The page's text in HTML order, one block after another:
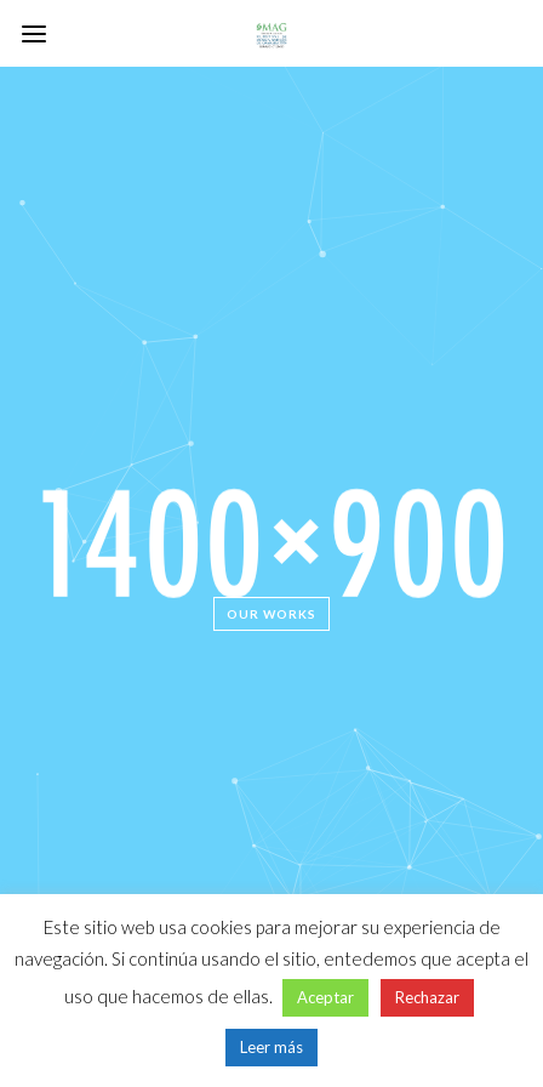
Particles
Add interactive particles to slideshow with
hardware acceleration and retina support.
OUR WORKS
Este sitio web usa cookies para mejorar su experiencia de
navegación. Si continúa usando el sitio, entedemos que acepta el
uso que hacemos de ellas.
Aceptar Rechazar
Leer más